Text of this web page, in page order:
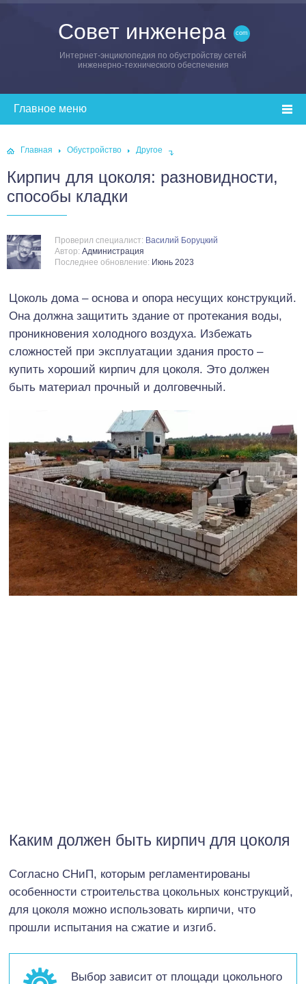
Совет инженера
Интернет-энциклопедия по обустройству сетей
инженерно-технического обеспечения
Главная Обустройство Другое
Кирпич для цоколя: разновидности,
способы кладки
Проверил специалист: Василий Боруцкий
Автор: Администрация
Последнее обновление: Июнь 2023
Цоколь дома – основа и опора несущих конструкций.
Она должна защитить здание от протекания воды,
проникновения холодного воздуха. Избежать
сложностей при эксплуатации здания просто –
купить хороший кирпич для цоколя. Это должен
быть материал прочный и долговечный.
Каким должен быть кирпич для цоколя
Согласно СНиП, которым регламентированы
особенности строительства цокольных конструкций,
для цоколя можно использовать кирпичи, что
прошли испытания на сжатие и изгиб.
Выбор зависит от площади цокольного